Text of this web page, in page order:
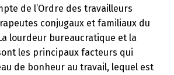
de l’Ordre des travailleurs
conjugaux et familiaux du
lourdeur bureaucratique et la
les principaux facteurs qui
de bonheur au travail, lequel est